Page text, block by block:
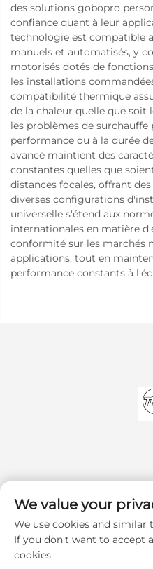
des solutions gobopro
confiance quant à leur
technologie est compatible
manuels et automatisés, y
motorisés dotés de
les installations
compatibilité thermique
de la chaleur quelle que soit
les problèmes de surchauffe
performance ou à la durée
avancé maintient des
constantes quelles que
distances focales, offrant
diverses configurations
universelle s'étend aux
internationales en matière
conformité sur les marchés
applications, tout en
performance constants à
We value your
We use cookies and similar
If you don't want to accept
cookies.